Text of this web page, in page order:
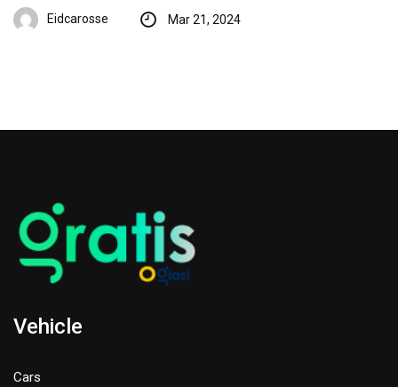
Eidcarosse Mar 21, 2024
Vehicle
Cars